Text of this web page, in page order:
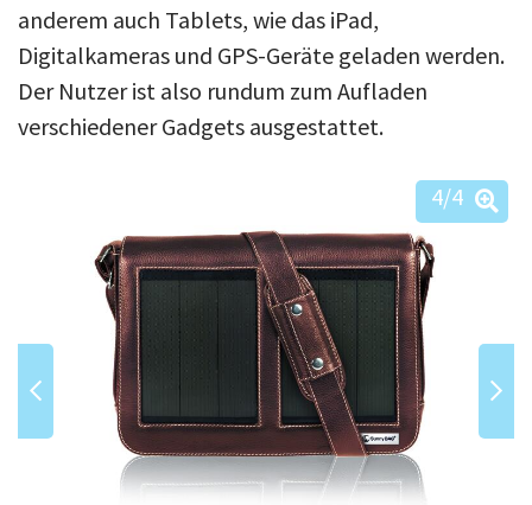
anderem auch Tablets, wie das iPad,
Digitalkameras und GPS-Geräte geladen werden.
Der Nutzer ist also rundum zum Aufladen
verschiedener Gadgets ausgestattet.
4/4